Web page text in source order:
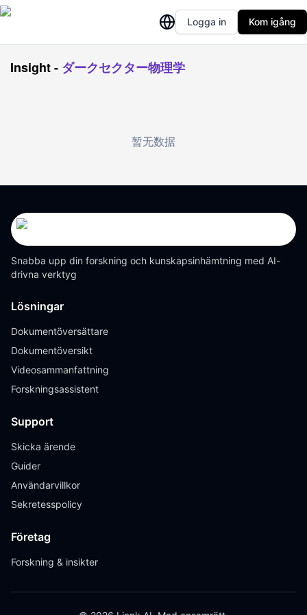
Logga in Kom igång
Insight- ダークセクター物理学
暂无数据
Snabba upp din forskning och kunskapsinhämtning med AI-
drivna verktyg
Lösningar
Dokumentöversättare
Dokumentöversikt
Videosammanfattning
Forskningsassistent
Support
Skicka ärende
Guider
Användarvillkor
Sekretesspolicy
Företag
Forskning & insikter